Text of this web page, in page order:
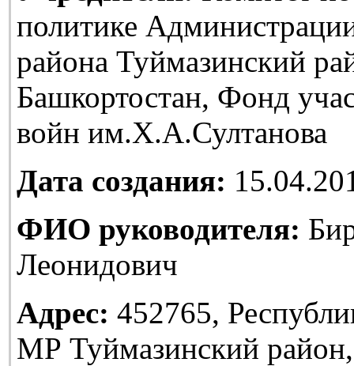
политике
района Туймазинский
Башкортостан, Фонд
войн им.Х.А.Султанова
Дата создания:
ФИО руководителя:
Леонидович
Адрес: 452765,
МР Туймазинский